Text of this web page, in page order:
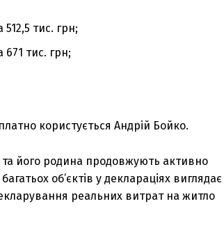
тис. грн;
671 тис. грн;
користується Андрій Бойко.
та його родина продовжують активно
об’єктів у деклараціях виглядає
реальних витрат на житло